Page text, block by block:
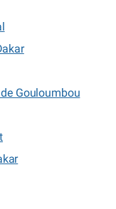
Gouloumbou